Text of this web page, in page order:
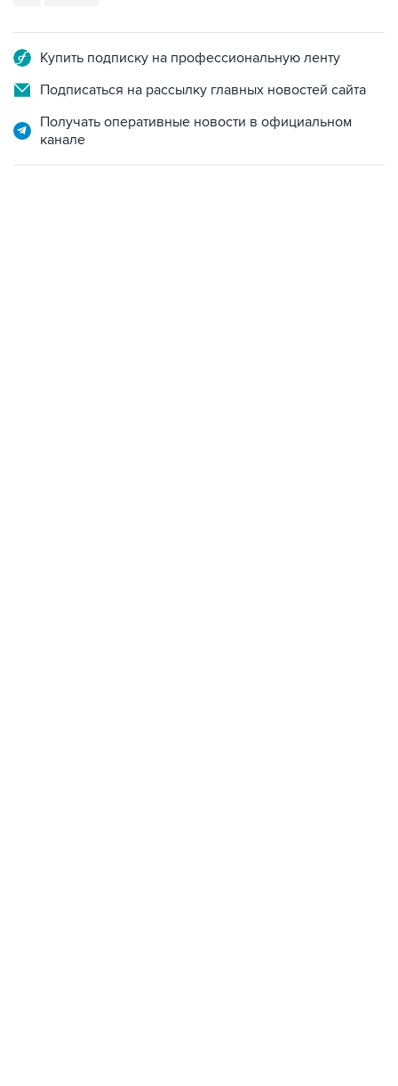
Купить подписку на профессиональную ленту
Подписаться на рассылку главных новостей сайта
Получать оперативные новости в официальном
канале